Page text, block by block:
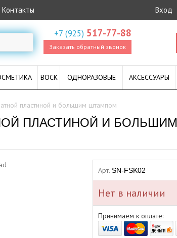
Контакты Вход
+7 (925) 517-77-88
Заказать обратный звонок
ВОСК ОДНОРАЗОВЫЕ АКСЕССУАРЫ
пластиной и большим штампом
ПЛАСТИНОЙ И БОЛЬШИМ
Арт. SN-FSK02
Нет в наличии
Принимаем к оплате: